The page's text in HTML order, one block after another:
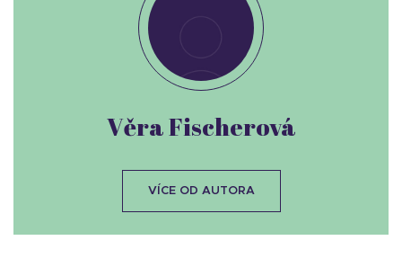
Věra Fischerová
VÍCE OD AUTORA